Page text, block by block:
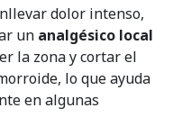
dolor intenso,
un analgésico local
la zona y cortar el
lo que ayuda
en algunas